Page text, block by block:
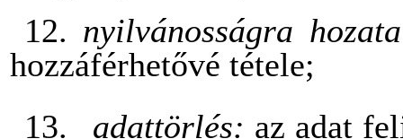
12. nyilvánosságra
hozzáférhetővé tétele;
13.
adattörlés: az adat